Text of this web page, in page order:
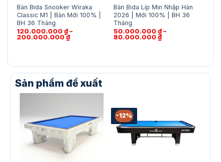
Bàn Bida Snooker Wiraka
Classic M1 | Bàn Mới 100% |
BH 36 Tháng
120.000.000 ₫ –
200.000.000₫Khoảng
giá:
200.000.000 ₫
Bàn Bida Líp Min Nhập Hàn
2026 | Mới 100% | BH 36
Tháng
50.000.000 ₫ –
80.000.000 ₫Khoảng
giá:
80.000.000 ₫
Sản phẩm đề xuất
-12%